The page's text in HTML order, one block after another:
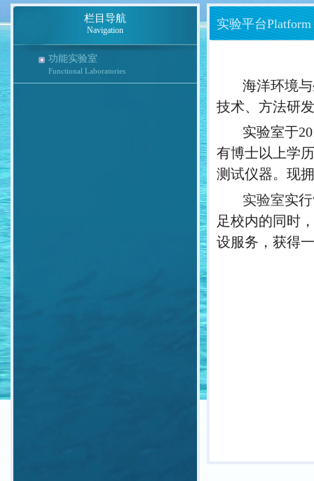
栏目导航
Navigation
功能实验室
Functional Laboratories
实验平台Platform
海洋环境
技术、方法研
实验室于
有博士以上学
测试仪器。现
实验室实
足校内的同时
设服务，获得